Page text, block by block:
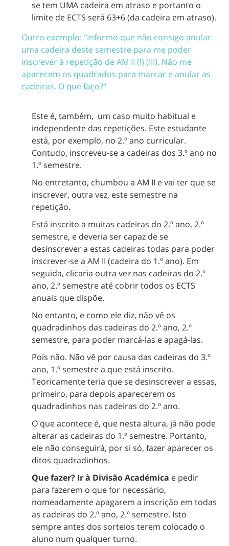
se tem UMA cadeira em atraso e portanto o
limite de ECTS será 63+6 (da cadeira em atraso).
Outro exemplo: "Informo que não consigo anular
uma cadeira deste semestre para me poder
inscrever à repetição de AM II (I) (III). Não me
aparecem os quadrados para marcar e anular as
cadeiras. O que faço?"
Este é, também, um caso muito habitual e
independente das repetições. Este estudante
está, por exemplo, no 2.º ano curricular.
Contudo, inscreveu-se a cadeiras dos 3.º ano no
1.º semestre.
No entretanto, chumbou a AM II e vai ter que se
inscrever, outra vez, este semestre na
repetição.
Está inscrito a muitas cadeiras do 2.º ano, 2.º
semestre, e deveria ser capaz de se
desinscrever a estas cadeiras todas para poder
inscrever-se a AM II (cadeira do 1.º ano). Em
seguida, clicaria outra vez nas cadeiras do 2.º
ano, 2.º semestre até cobrir todos os ECTS
anuais que dispõe.
No entanto, e como ele diz, não vê os
quadradinhos das cadeiras do 2.º ano, 2.º
semestre, para poder marcá-las e apagá-las.
Pois não. Não vê por causa das cadeiras do 3.º
ano, 1.º semestre a que está inscrito.
Teoricamente teria que se desinscrever a essas,
primeiro, para depois aparecerem os
quadradinhos nas cadeiras do 2.º ano.
O que acontece é, que nesta altura, já não pode
alterar as cadeiras do 1.º semestre. Portanto,
ele não conseguirá, por si só, fazer aparecer os
ditos quadradinhos.
Que fazer? Ir à Divisão Académica e pedir
para fazerem o que for necessário,
nomeadamente apagarem a inscrição em todas
as cadeiras do 2.º ano, 2.º semestre. Isto
sempre antes dos sorteios terem colocado o
aluno num qualquer turno.